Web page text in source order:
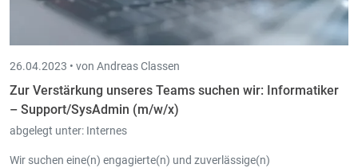
26.04.2023 • von Andreas Classen
Zur Verstärkung unseres Teams suchen wir: Informatiker
– Support/SysAdmin (m/w/x)
abgelegt unter: Internes
Wir suchen eine(n) engagierte(n) und zuverlässige(n)